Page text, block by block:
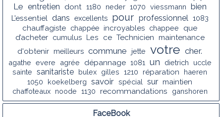
Le entretien dont 1180 neder 1070 viessmann bien
L'essentiel dans excellents pour professionnel 1083
chauffagiste chappée incroyables chappee
que
d’acheter
cumulus Les ce Technicien maintenance
d'obtenir meilleurs commune jette votre cher.
agathe evere agrée dépannage 1081 un dietrich
uccle
sainte sanitariste bulex gilles 1210 réparation
haeren
1050
koekelberg savoir spécial sur maintien
chaffoteaux noode 1130 recommandations ganshoren
FaceBook